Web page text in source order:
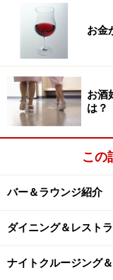
クラブに行く目的
芦沢：
そう。仕事が終わ
ラブに行くんです
※記事内容は執筆時
い。
お金
お酒
は？
この
バー＆ラウンジ紹介
ダイニング＆レスト
ナイトクルージング